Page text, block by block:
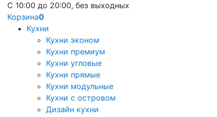
С 10:00 до 20:00, без выходных
Корзина0
Кухни
Кухни эконом
Кухни премиум
Кухни угловые
Кухни прямые
Кухни модульные
Кухни с островом
Дизайн кухни